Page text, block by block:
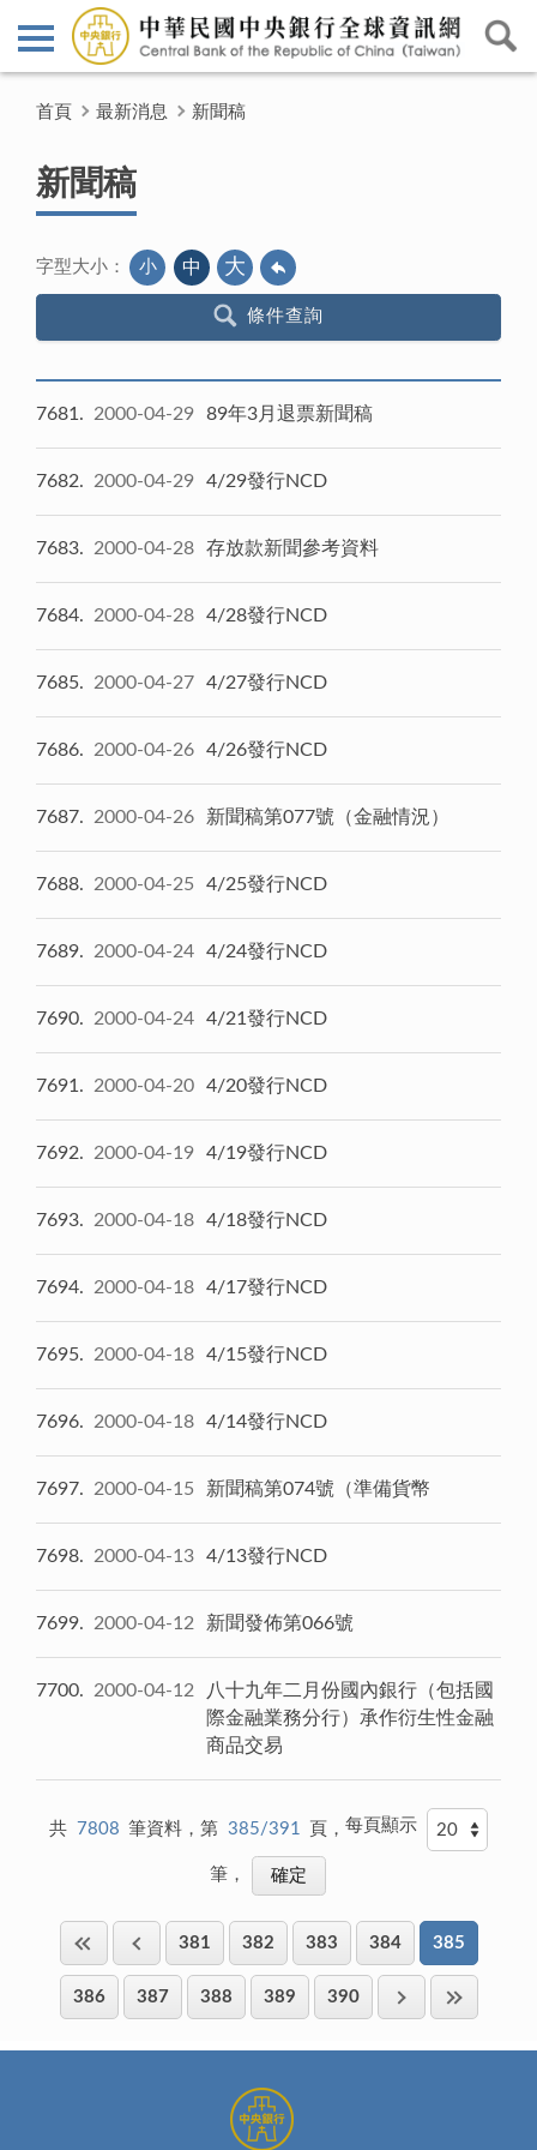
首頁 最新消息 新聞稿
新聞稿
字型大小： 小 中 大
條件查詢
7681 2000-04-29 89年3月退票新聞稿
7682 2000-04-29 4/29發行NCD
7683 2000-04-28 存放款新聞參考資料
7684 2000-04-28 4/28發行NCD
7685 2000-04-27 4/27發行NCD
7686 2000-04-26 4/26發行NCD
7687 2000-04-26 新聞稿第077號（金融情況）
7688 2000-04-25 4/25發行NCD
7689 2000-04-24 4/24發行NCD
7690 2000-04-24 4/21發行NCD
7691 2000-04-20 4/20發行NCD
7692 2000-04-19 4/19發行NCD
7693 2000-04-18 4/18發行NCD
7694 2000-04-18 4/17發行NCD
7695 2000-04-18 4/15發行NCD
7696 2000-04-18 4/14發行NCD
7697 2000-04-15 新聞稿第074號（準備貨幣
7698 2000-04-13 4/13發行NCD
7699 2000-04-12 新聞發佈第066號
7700 2000-04-12
八十九年二月份國內銀行（包括國
際金融業務分行）承作衍生性金融
商品交易
共 7808 筆資料，第 385/391 頁， 每頁顯示
筆，
381 382 383 384 385
386 387 388 389 390